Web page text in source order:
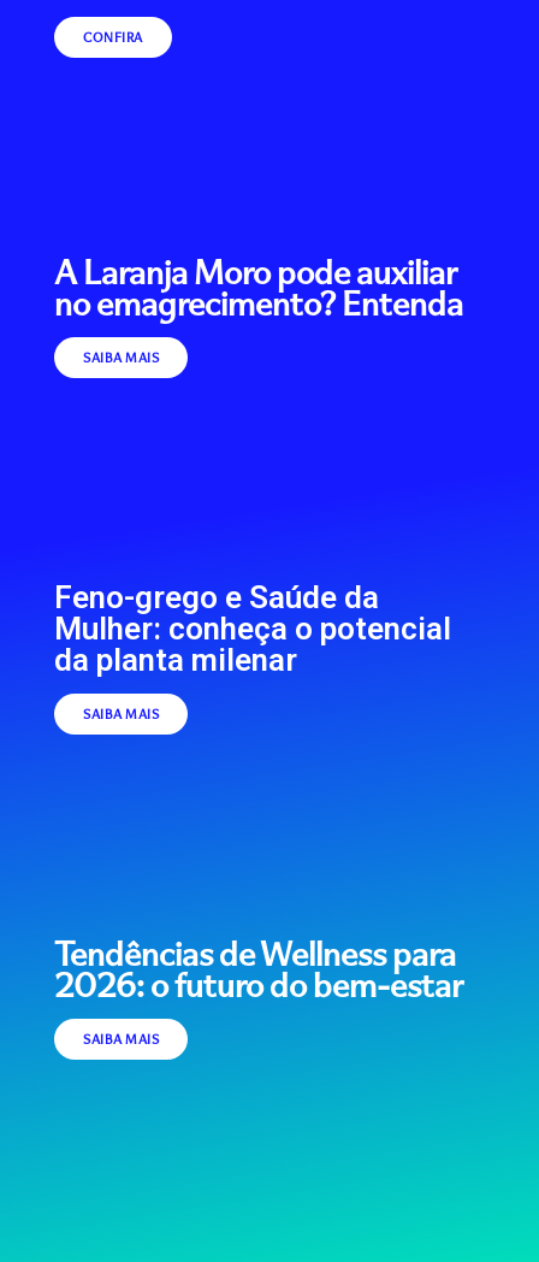
CONFIRA
A Laranja Moro pode auxiliar
no emagrecimento? Entenda
SAIBA MAIS
Feno-grego e Saúde da
Mulher: conheça o potencial
da planta milenar
SAIBA MAIS
Tendências de Wellness para
2026: o futuro do bem-estar
SAIBA MAIS